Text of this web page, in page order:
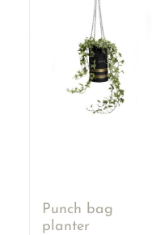
Punch bag
planter